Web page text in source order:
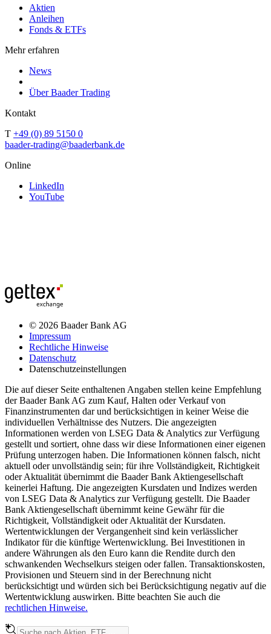
Aktien
Anleihen
Fonds & ETFs
Mehr erfahren
News
Über Baader Trading
Kontakt
T +49 (0) 89 5150 0
baader-trading@baaderbank.de
Online
LinkedIn
YouTube
© 2026 Baader Bank AG
Impressum
Rechtliche Hinweise
Datenschutz
Datenschutzeinstellungen
Die auf dieser Seite enthaltenen Angaben stellen keine Empfehlung
der Baader Bank AG zum Kauf, Halten oder Verkauf von
Finanzinstrumenten dar und berücksichtigen in keiner Weise die
individuellen Verhältnisse des Nutzers. Die angezeigten
Informationen werden von LSEG Data & Analytics zur Verfügung
gestellt und sortiert, ohne dass wir diese Informationen einer eigenen
Prüfung unterzogen haben. Die Informationen können falsch, nicht
aktuell oder unvollständig sein; für ihre Vollständigkeit, Richtigkeit
oder Aktualität übernimmt die Baader Bank Aktiengesellschaft
keinerlei Haftung. Die angezeigten Kursdaten und Indizes werden
von LSEG Data & Analytics zur Verfügung gestellt. Die Baader
Bank Aktiengesellschaft übernimmt keine Gewähr für die
Richtigkeit, Vollständigkeit oder Aktualität der Kursdaten.
Wertentwicklungen der Vergangenheit sind kein verlässlicher
Indikator für die künftige Wertenwicklung. Bei Investitionen in
andere Währungen als den Euro kann die Rendite durch den
schwankenden Wechselkurs steigen oder fallen. Transaktionskosten,
Provisionen und Steuern sind in der Berechnung nicht
berücksichtigt und würden sich bei Berücksichtigung negativ auf die
Wertentwicklung auswirken. Bitte beachten Sie auch die
rechtlichen Hinweise.